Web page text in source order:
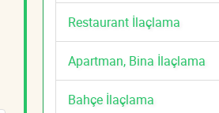
Restaurant İlaçlama
Apartman, Bina İlaçlama
Bahçe İlaçlama